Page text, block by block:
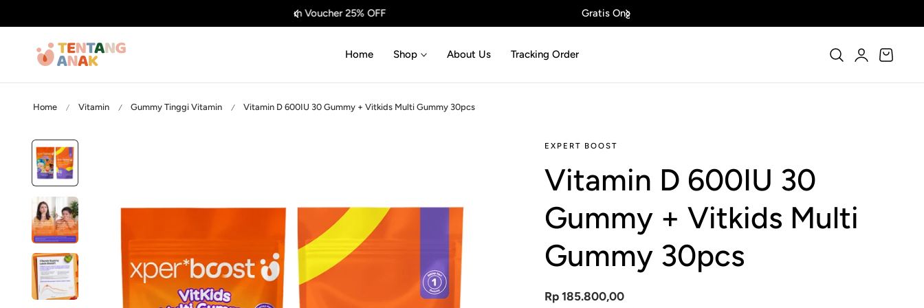
Home Shop About Us Tracking Order MasukKeranjang
Home Vitamin Gummy Tinggi Vitamin Vitamin D 600IU 30 Gummy + Vitkids Multi Gummy 30pcs
EXPERT BOOST
Vitamin D 600IU 30
Gummy + Vitkids Multi
Gummy 30pcs
Harga
Rp 185.800,00